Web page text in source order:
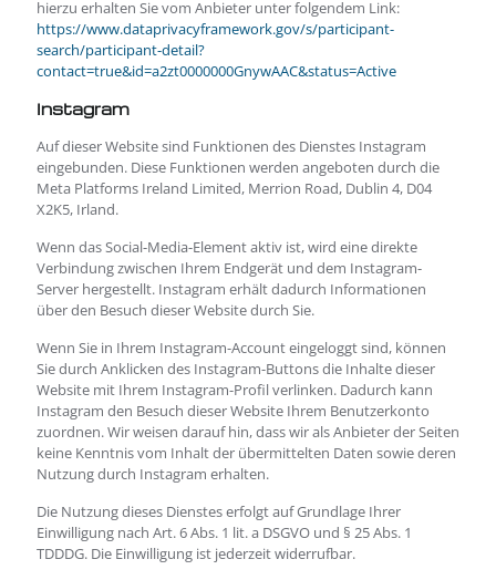
hierzu erhalten Sie vom Anbieter unter folgendem Link:
https://www.dataprivacyframework.gov/s/participant-
search/participant-detail?
contact=true&id=a2zt0000000GnywAAC&status=Active
Instagram
Auf dieser Website sind Funktionen des Dienstes Instagram
eingebunden. Diese Funktionen werden angeboten durch die
Meta Platforms Ireland Limited, Merrion Road, Dublin 4, D04
X2K5, Irland.
Wenn das Social-Media-Element aktiv ist, wird eine direkte
Verbindung zwischen Ihrem Endgerät und dem Instagram-
Server hergestellt. Instagram erhält dadurch Informationen
über den Besuch dieser Website durch Sie.
Wenn Sie in Ihrem Instagram-Account eingeloggt sind, können
Sie durch Anklicken des Instagram-Buttons die Inhalte dieser
Website mit Ihrem Instagram-Profil verlinken. Dadurch kann
Instagram den Besuch dieser Website Ihrem Benutzerkonto
zuordnen. Wir weisen darauf hin, dass wir als Anbieter der Seiten
keine Kenntnis vom Inhalt der übermittelten Daten sowie deren
Nutzung durch Instagram erhalten.
Die Nutzung dieses Dienstes erfolgt auf Grundlage Ihrer
Einwilligung nach Art. 6 Abs. 1 lit. a DSGVO und § 25 Abs. 1
TDDDG. Die Einwilligung ist jederzeit widerrufbar.